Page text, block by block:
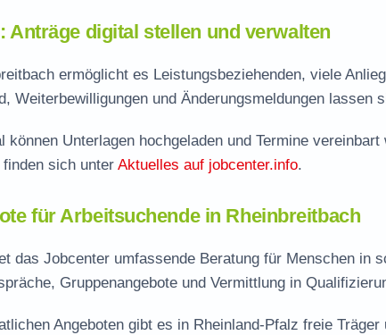
Anträge digital stellen und verwalten
ermöglicht es Leistungsbeziehenden, viele
Weiterbewilligungen und Änderungsmeldungen lassen
können Unterlagen hochgeladen und Termine
sich unter Aktuelles auf jobcenter.info.
für Arbeitsuchende in Rheinbreitbach
das Jobcenter umfassende Beratung für Menschen in
Gruppenangebote und Vermittlung in
Angeboten gibt es in Rheinland-Pfalz freie